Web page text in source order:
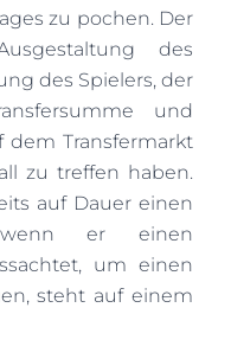
zu pochen. Der
des
des Spielers, der
und
dem Transfermarkt
zu treffen haben.
auf Dauer einen
er einen
um einen
steht auf einem